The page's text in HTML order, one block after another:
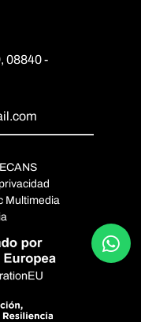
08840 -
Multimedia